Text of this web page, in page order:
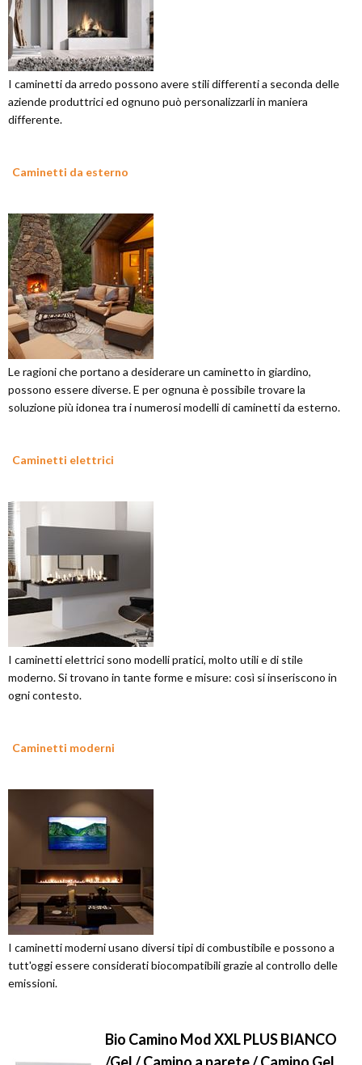
I caminetti da arredo possono avere stili differenti a seconda delle
aziende produttrici ed ognuno può personalizzarli in maniera
differente.
Caminetti da esterno
Le ragioni che portano a desiderare un caminetto in giardino,
possono essere diverse. E per ognuna è possibile trovare la
soluzione più idonea tra i numerosi modelli di caminetti da esterno.
Caminetti elettrici
I caminetti elettrici sono modelli pratici, molto utili e di stile
moderno. Si trovano in tante forme e misure: così si inseriscono in
ogni contesto.
Caminetti moderni
I caminetti moderni usano diversi tipi di combustibile e possono a
tutt'oggi essere considerati biocompatibili grazie al controllo delle
emissioni.
Bio Camino Mod XXL PLUS BIANCO